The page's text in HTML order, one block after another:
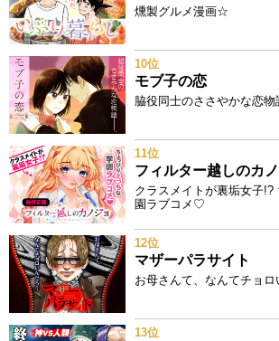
燻製グルメ漫画☆
10位
モブ子の恋
脇役同士のささやかな恋
11位
フィルター越しのカ
クラスメイトが裏垢女子!?
園ラブコメ♡
12位
マザーパラサイト
お母さんて、なんてチョロ
13位